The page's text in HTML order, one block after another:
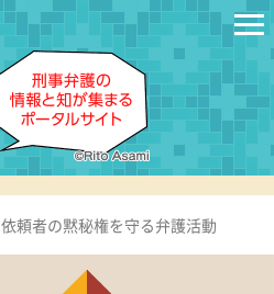
依頼者の黙秘権を守る弁護活動